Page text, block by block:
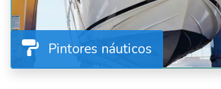
Pintores náuticos